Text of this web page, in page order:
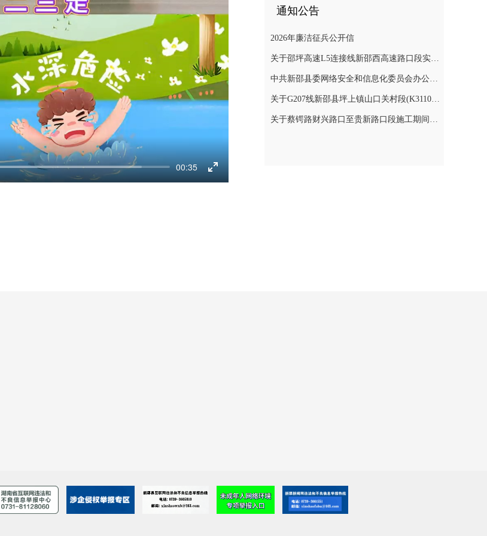
00:35
Enter
通知公告
2026年廉洁征兵公开信
关于邵坪高速L5连接线新邵西高速路口段实施交通管制的公告
中共新邵县委网络安全和信息化委员会办公室关于巡察整改进展情况的通报
关于G207线新邵县坪上镇山口关村段(K3110+900～K3112+400)公路边坡地质灾害防治工程交通管制的公告
关于蔡锷路财兴路口至贵新路口段施工期间交通管制的通知